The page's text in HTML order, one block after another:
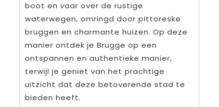
boot en vaar over de rustige
waterwegen, omringd door pittoreske
bruggen en charmante huizen. Op deze
manier ontdek je Brugge op een
ontspannen en authentieke manier,
terwijl je geniet van het prachtige
uitzicht dat deze betoverende stad te
bieden heeft.